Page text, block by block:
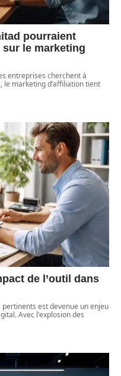
pourraient
le marketing
entreprises cherchent à
marketing d’affiliation tient
de l’outil dans
est devenue un enjeu
Avec l'explosion des